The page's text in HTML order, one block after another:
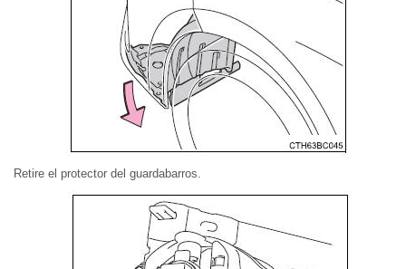
Retire el protector del guardabarros.